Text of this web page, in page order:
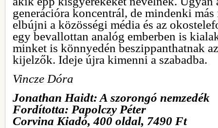
generációra koncentrál, de mindenki
elbújni a közösségi média és az
egy bevallottan analóg emberben is
minket is könnyedén beszippanthatnak
kijelzők. Ideje újra kimenni a szabadba.
Vincze Dóra
Jonathan Haidt: A szorongó nemzedék
Fordította: Papolczy Péter
Corvina Kiadó, 400 oldal, 7490 Ft